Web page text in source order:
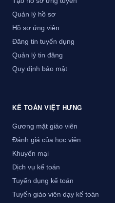
Quản lý hồ sơ
Hồ sơ ứng viên
Đăng tin tuyển dụng
Quản lý tin đăng
Quy định bảo mật
KẾ TOÁN VIỆT HƯNG
Gương mặt giáo viên
Đánh giá của học viên
Khuyến mại
Dịch vụ kế toán
Tuyển dụng kế toán
Tuyển giáo viên dạy kế toán